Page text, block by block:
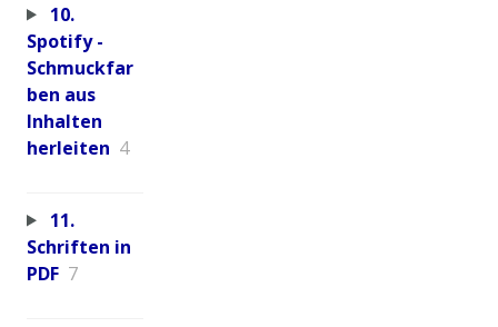
10.
Spotify -
Schmuckfar
ben aus
Inhalten
herleiten 4
11.
Schriften in
PDF 7